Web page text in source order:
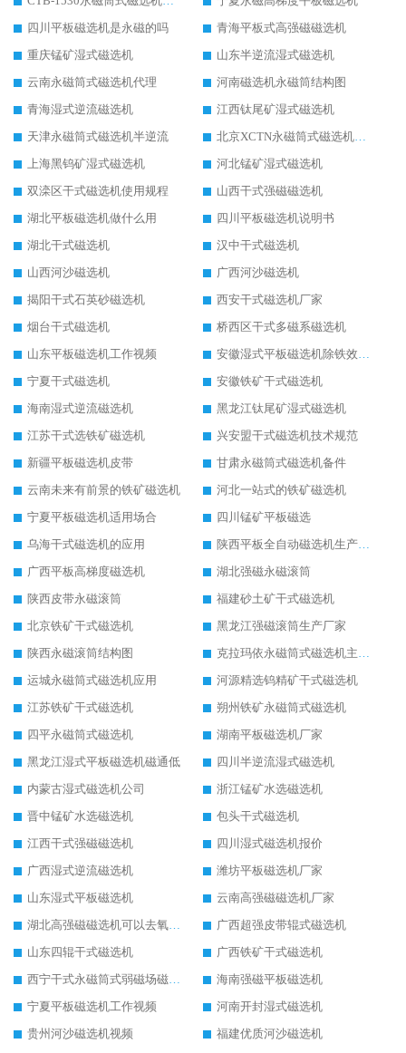
四川平板磁选机是永磁的吗
青海平板式高强磁磁选机
重庆锰矿湿式磁选机
山东半逆流湿式磁选机
云南永磁筒式磁选机代理
河南磁选机永磁筒结构图
青海湿式逆流磁选机
江西钛尾矿湿式磁选机
天津永磁筒式磁选机半逆流
北京XCTN永磁筒式磁选机磁块位置
上海黑钨矿湿式磁选机
河北锰矿湿式磁选机
双滦区干式磁选机使用规程
山西干式强磁磁选机
湖北平板磁选机做什么用
四川平板磁选机说明书
湖北干式磁选机
汉中干式磁选机
山西河沙磁选机
广西河沙磁选机
揭阳干式石英砂磁选机
西安干式磁选机厂家
烟台干式磁选机
桥西区干式多磁系磁选机
山东平板磁选机工作视频
安徽湿式平板磁选机除铁效果怎么样
宁夏干式磁选机
安徽铁矿干式磁选机
海南湿式逆流磁选机
黑龙江钛尾矿湿式磁选机
江苏干式选铁矿磁选机
兴安盟干式磁选机技术规范
新疆平板磁选机皮带
甘肃永磁筒式磁选机备件
云南未来有前景的铁矿磁选机
河北一站式的铁矿磁选机
宁夏平板磁选机适用场合
四川锰矿平板磁选
乌海干式磁选机的应用
陕西平板全自动磁选机生产厂家
广西平板高梯度磁选机
湖北强磁永磁滚筒
陕西皮带永磁滚筒
福建砂土矿干式磁选机
北京铁矿干式磁选机
黑龙江强磁滚筒生产厂家
陕西永磁滚筒结构图
克拉玛依永磁筒式磁选机主要技术参数
运城永磁筒式磁选机应用
河源精选钨精矿干式磁选机
江苏铁矿干式磁选机
朔州铁矿永磁筒式磁选机
四平永磁筒式磁选机
湖南平板磁选机厂家
黑龙江湿式平板磁选机磁通低
四川半逆流湿式磁选机
内蒙古湿式磁选机公司
浙江锰矿水选磁选机
晋中锰矿水选磁选机
包头干式磁选机
江西干式强磁磁选机
四川湿式磁选机报价
广西湿式逆流磁选机
潍坊平板磁选机厂家
山东湿式平板磁选机
云南高强磁磁选机厂家
湖北高强磁磁选机可以去氧化铝
广西超强皮带辊式磁选机
山东四辊干式磁选机
广西铁矿干式磁选机
西宁干式永磁筒式弱磁场磁选机结构图
海南强磁平板磁选机
宁夏平板磁选机工作视频
河南开封湿式磁选机
贵州河沙磁选机视频
福建优质河沙磁选机